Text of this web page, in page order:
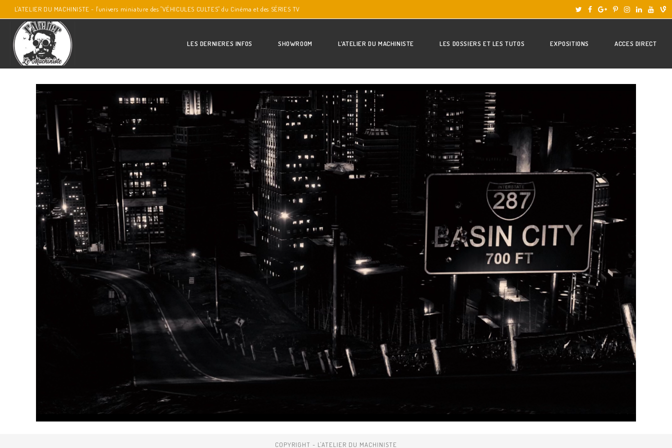
L'ATELIER DU MACHINISTE - l'univers miniature des "VÉHICULES CULTES" du Cinéma et des SÉRIES TV
LES DERNIERES INFOS SHOWROOM L’ATELIER DU MACHINISTE LES DOSSIERS ET LES TUTOS EXPOSITIONS ACCES DIRECT
COPYRIGHT - L'ATELIER DU MACHINISTE